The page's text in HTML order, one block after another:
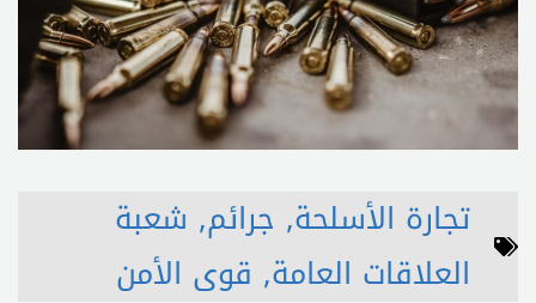
تجارة الأسلحة, جرائم, شعبة
العلاقات العامة, قوى الأمن